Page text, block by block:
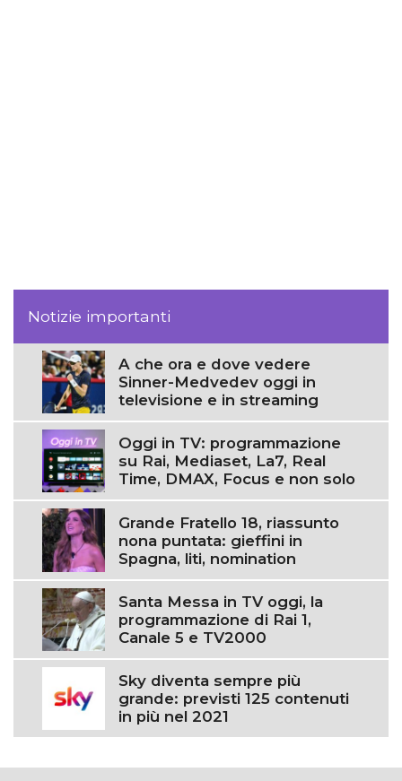
Notizie importanti
A che ora e dove vedere
Sinner-Medvedev oggi in
televisione e in streaming
Oggi in TV: programmazione
su Rai, Mediaset, La7, Real
Time, DMAX, Focus e non solo
Grande Fratello 18, riassunto
nona puntata: gieffini in
Spagna, liti, nomination
Santa Messa in TV oggi, la
programmazione di Rai 1,
Canale 5 e TV2000
Sky diventa sempre più
grande: previsti 125 contenuti
in più nel 2021